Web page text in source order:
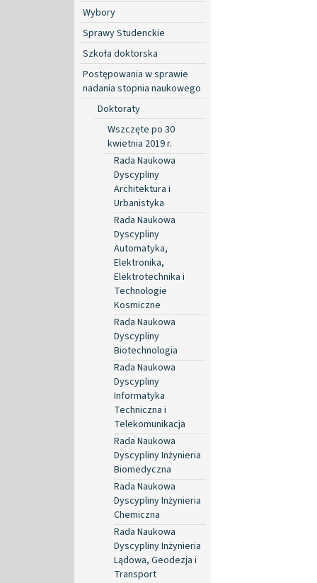
Wybory
Sprawy Studenckie
Szkoła doktorska
Postępowania w sprawie
nadania stopnia naukowego
Doktoraty
Wszczęte po 30
kwietnia 2019 r.
Rada Naukowa
Dyscypliny
Architektura i
Urbanistyka
Rada Naukowa
Dyscypliny
Automatyka,
Elektronika,
Elektrotechnika i
Technologie
Kosmiczne
Rada Naukowa
Dyscypliny
Biotechnologia
Rada Naukowa
Dyscypliny
Informatyka
Techniczna i
Telekomunikacja
Rada Naukowa
Dyscypliny Inżynieria
Biomedyczna
Rada Naukowa
Dyscypliny Inżynieria
Chemiczna
Rada Naukowa
Dyscypliny Inżynieria
Lądowa, Geodezja i
Transport